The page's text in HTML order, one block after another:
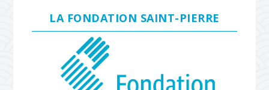
LA FONDATION SAINT-PIERRE